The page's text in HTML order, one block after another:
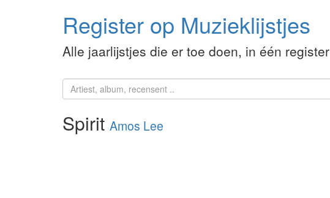
Register op Muzieklijstjes
Alle jaarlijstjes die er toe doen, in één register
Spirit Amos Lee